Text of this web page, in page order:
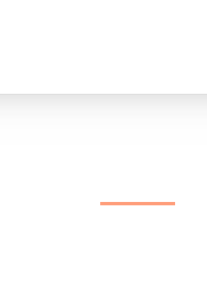
Бренд: Hemline